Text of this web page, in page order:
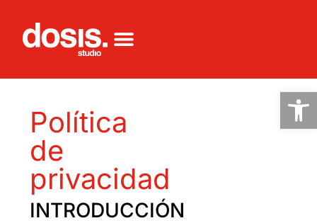
Política
de
privacidad
INTRODUCCIÓN